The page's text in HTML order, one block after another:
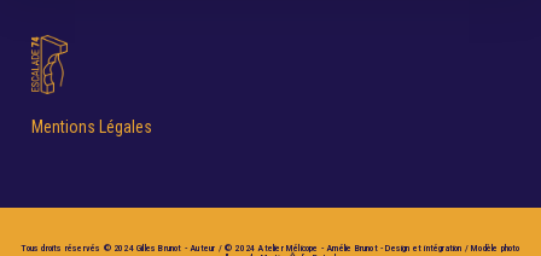
Mentions Légales
Tous droits réservés © 2024 Gilles Brunot - Auteur / © 2024 Atelier Mélicope - Amélie Brunot - Design et intégration / Modèle photo